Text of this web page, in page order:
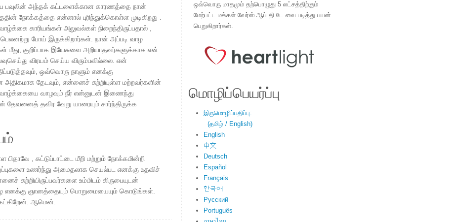
பவுலின் அந்தக் கட்டளைக்கான காரணத்தை நான்
நோக்கத்தை என்னால் புரிந்துக்கொள்ள முடிகிறது .
காரியங்கள் அலுவல்கள் நிறைந்திருப்பதால் ,
போய் இருக்கிறார்கள். நான் அப்படி வாழ
மீது, குறிப்பாக இயேசுவை அறியாதவர்களுக்காக என்
விரயம் செய்ய விரும்பவில்லை. என்
ஒவ்வொரு நாளும் எனக்கு
தேடவும், என்னைச் சுற்றியுள்ள மற்றவர்களின்
வாழ்க்கையை வாழவும் நீர் என்னுடன் இணைந்து
தேவனைத் தவிர வேறு யாரையும் சார்ந்திருக்க
பிதாவே , கட்டுப்பாட்டை மீறி மற்றும் நோக்கமின்றி
உணர்ந்து அமைதலாக செயல்பட எனக்கு உதவிச்
சுற்றியிருப்பவர்களை உம்மிடம் கிருபையுடன்
ஞானத்தையும் பொறுமையையும் கொடுங்கள்.
ஆமென்.
ஒவ்வொரு மாதமும் தற்பொழுது 5 லட்சத்திற்கும்
மேற்பட்ட மக்கள் வேர்ஸ் ஆப் தி டே வை படித்து பயன்
பெறுகிறார்கள்.
மொழிப்பெயர்ப்பு
இருமொழிப்பதிப்பு:
(தமிழ் / English)
English
中文
Deutsch
Español
Français
한국어
Русский
Português